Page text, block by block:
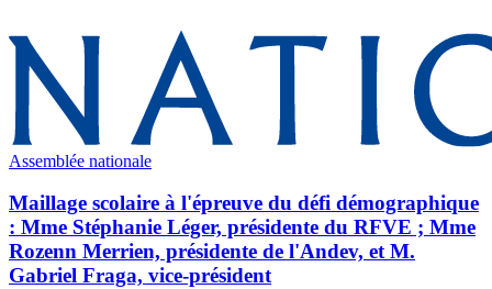
Assemblée nationale
Maillage scolaire à l'épreuve du défi démographique
: Mme Stéphanie Léger, présidente du RFVE ; Mme
Rozenn Merrien, présidente de l'Andev, et M.
Gabriel Fraga, vice-président